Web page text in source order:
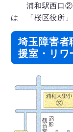
浦和駅西口②
は 「桜区役所」
埼玉障害
援室・リワ